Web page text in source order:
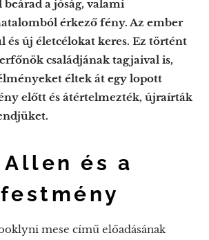
beárad a jóság, valami
érkező fény. Az ember
és új életcélokat keres. Ez történt
családjának tagjaival is,
éltek át egy lopott
előtt és átértelmezték, újraírták
Allen és a
mese című előadásának